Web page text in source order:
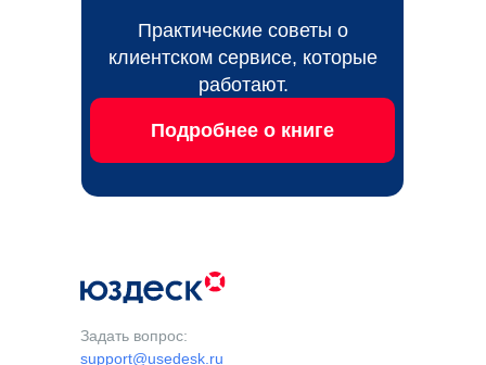
Подробнее о книге
Практические советы о
клиентском сервисе, которые
работают.
Задать вопрос:
support@usedesk.ru